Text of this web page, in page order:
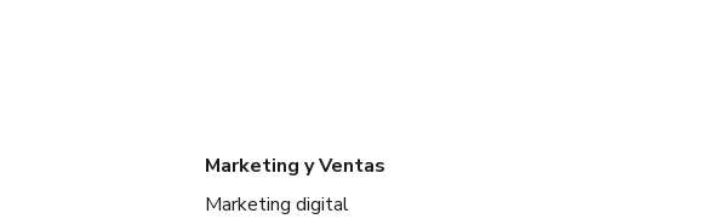
Marketing y Ventas
Marketing digital